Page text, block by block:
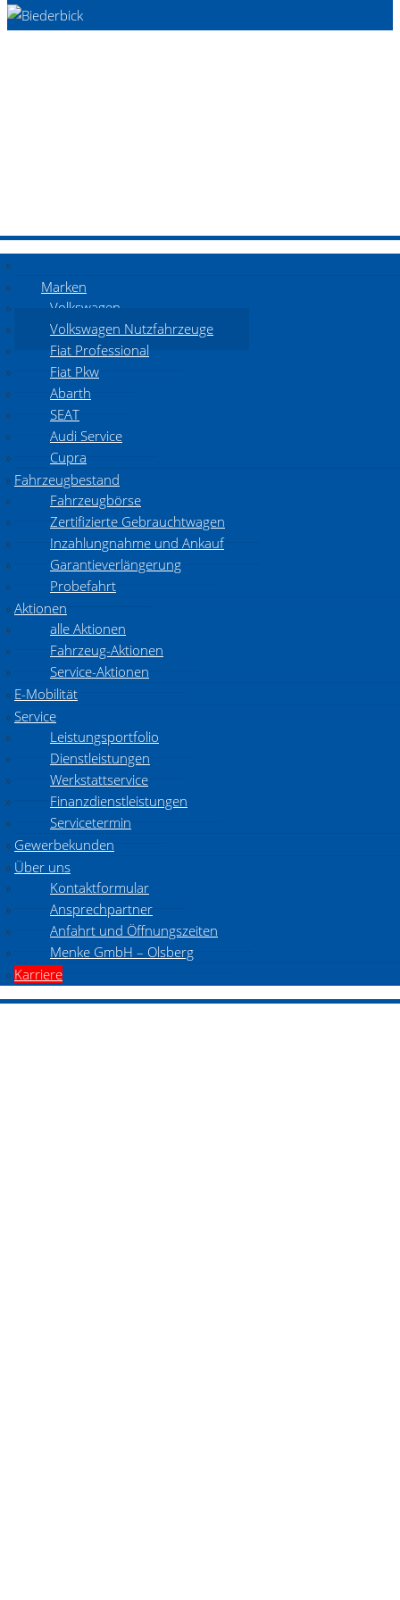
Marken
Volkswagen
Volkswagen Nutzfahrzeuge
Fiat Professional
Fiat Pkw
Abarth
SEAT
Audi Service
Cupra
Fahrzeugbestand
Fahrzeugbörse
Zertifizierte Gebrauchtwagen
Inzahlungnahme und Ankauf
Garantieverlängerung
Probefahrt
Aktionen
alle Aktionen
Fahrzeug-Aktionen
Service-Aktionen
E-Mobilität
Service
Leistungsportfolio
Dienstleistungen
Werkstattservice
Finanzdienstleistungen
Servicetermin
Gewerbekunden
Über uns
Kontaktformular
Ansprechpartner
Anfahrt und Öffnungszeiten
Menke GmbH – Olsberg
Karriere